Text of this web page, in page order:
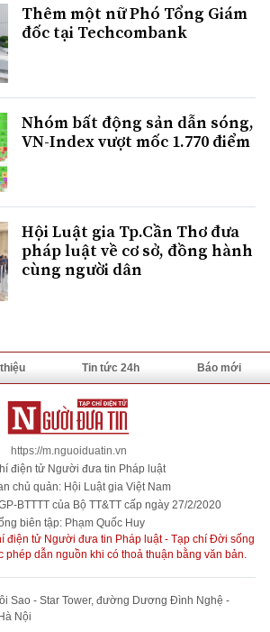
Thêm một nữ Phó Tổng Giám
đốc tại Techcombank
Nhóm bất động sản dẫn sóng,
VN-Index vượt mốc 1.770 điểm
Hội Luật gia Tp.Cần Thơ đưa
pháp luật về cơ sở, đồng hành
cùng người dân
Tin tức 24h Báo mới
https://m.nguoiduatin.vn
điện tử Người đưa tin Pháp luật
chủ quản: Hội Luật gia Việt Nam
BTTTT của Bộ TT&TT cấp ngày 27/2/2020
biên tập: Phạm Quốc Huy
điện tử Người đưa tin Pháp luật - Tạp chí Đời sống
phép dẫn nguồn khi có thoả thuận bằng văn bản.
Sao - Star Tower, đường Dương Đình Nghệ -
Nội